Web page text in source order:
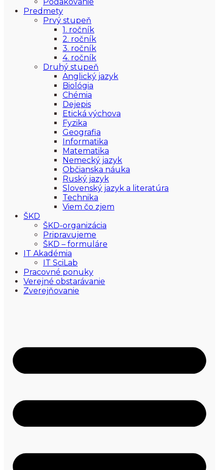
Predmety
Prvý stupeň
1. ročník
2. ročník
3. ročník
4. ročník
Druhý stupeň
Anglický jazyk
Biológia
Chémia
Dejepis
Etická výchova
Fyzika
Geografia
Informatika
Matematika
Nemecký jazyk
Občianska náuka
Ruský jazyk
Slovenský jazyk a literatúra
Technika
Viem čo zjem
ŠKD
ŠKD-organizácia
Pripravujeme
ŠKD – formuláre
IT Akadémia
IT SciLab
Pracovné ponuky
Verejné obstarávanie
Zverejňovanie